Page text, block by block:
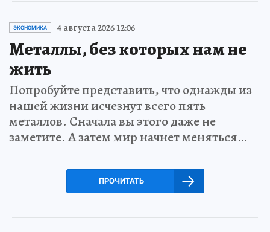
ЭКОНОМИКА 4 августа 2026 12:06
Металлы, без которых нам не
жить
Попробуйте представить, что однажды из
нашей жизни исчезнут всего пять
металлов. Сначала вы этого даже не
заметите. А затем мир начнет меняться…
ПРОЧИТАТЬ